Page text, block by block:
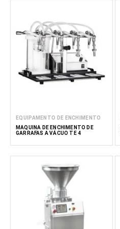
EQUIPAMENTO DE ENCHIMENTO
MÁQUINA DE ENCHIMENTO DE
GARRAFAS A VÁCUO TE 4